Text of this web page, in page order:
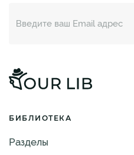
БИБЛИОТЕКА
Разделы